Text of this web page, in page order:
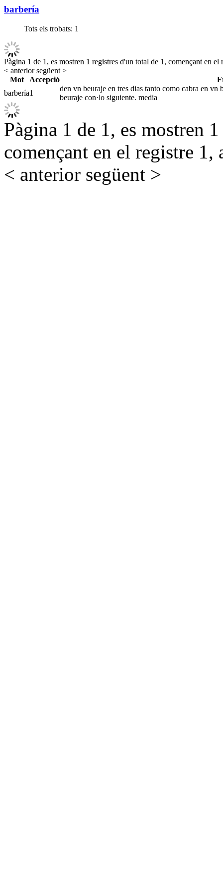
barbería
Tots els trobats: 1
Pàgina 1 de 1, es mostren 1 registres d'un total de 1, començant en el
< anteriorsegüent >
Mot
Accepció
barbería1
den vn beuraje en tres dias tanto como cabra en
beuraje con·lo siguiente. media
Pàgina 1 de 1, es mostren
començant en el registre 1,
< anterior següent >